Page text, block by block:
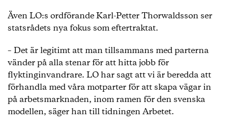
Även LO:s ordförande Karl-Petter Thorwaldsson ser
statsrådets nya fokus som eftertraktat.
– Det är legitimt att man tillsammans med parterna
vänder på alla stenar för att hitta jobb för
flyktinginvandrare. LO har sagt att vi är beredda att
förhandla med våra motparter för att skapa vägar in
på arbetsmarknaden, inom ramen för den svenska
modellen, säger han till tidningen Arbetet.